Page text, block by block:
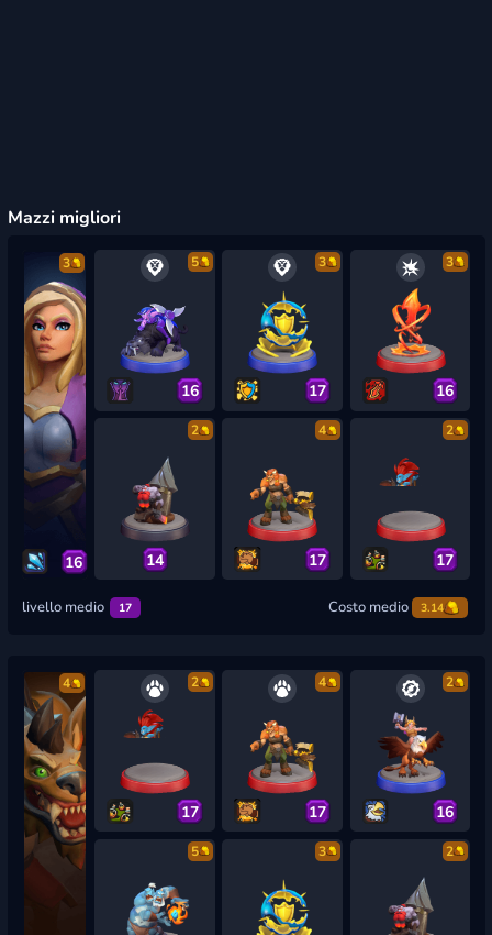
Mazzi migliori
3
16
5
16
3
17
3
16
2
14
4
17
2
17
livello medio 17 Costo medio 3.14
4 2
17
4
17
2
16
5 3 2